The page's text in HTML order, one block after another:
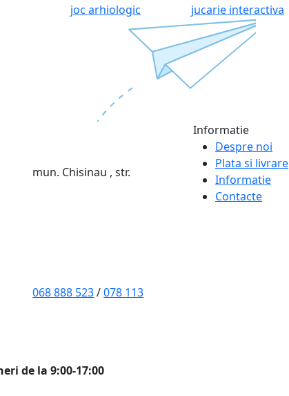
joc arhiologic jucarie interactiva
mun. Chisinau , str.
068 888 523/078 113
de la 9:00-17:00
Informatie
Despre noi
Plata si livrare
Informatie
Contacte